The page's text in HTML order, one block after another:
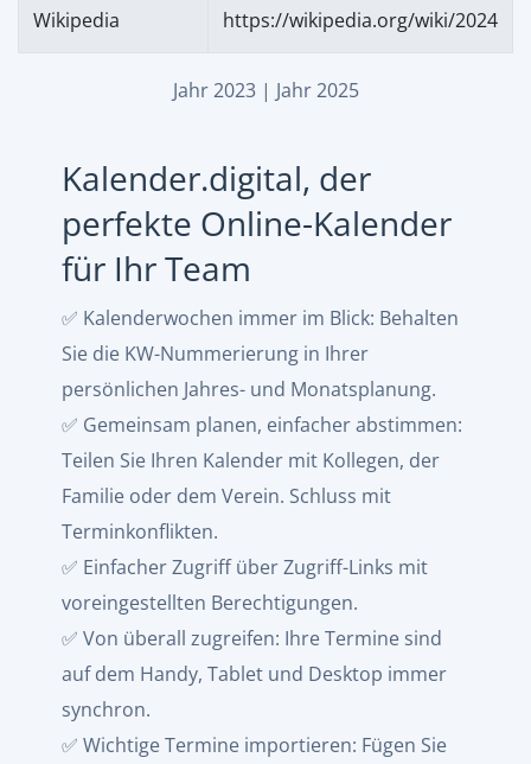
Wikipedia https://wikipedia.org/wiki/2024
Jahr 2023| Jahr 2025
Kalender.digital, der
perfekte Online-Kalender
für Ihr Team
✅ Kalenderwochen immer im Blick: Behalten
Sie die KW-Nummerierung in Ihrer
persönlichen Jahres- und Monatsplanung.
✅ Gemeinsam planen, einfacher abstimmen:
Teilen Sie Ihren Kalender mit Kollegen, der
Familie oder dem Verein. Schluss mit
Terminkonflikten.
✅ Einfacher Zugriff über Zugriff-Links mit
voreingestellten Berechtigungen.
✅ Von überall zugreifen: Ihre Termine sind
auf dem Handy, Tablet und Desktop immer
synchron.
✅ Wichtige Termine importieren: Fügen Sie